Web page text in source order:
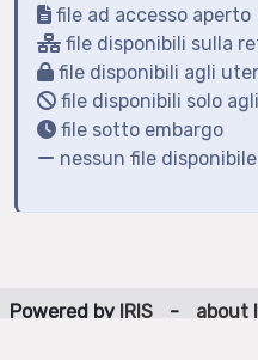
file ad accesso aperto
file disponibili sulla
file disponibili agli
file disponibili solo
file sotto embargo
nessun file disponibile
Powered by IRIS - about